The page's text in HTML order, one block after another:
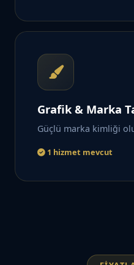
Grafik & Marka
Güçlü marka kimliği
1 hizmet mevcut